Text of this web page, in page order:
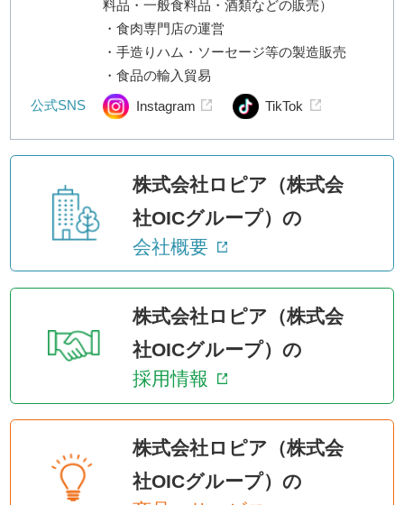
料品・一般食料品・酒類などの販売）
・食肉専門店の運営
・手造りハム・ソーセージ等の製造販売
・食品の輸入貿易
公式SNS
Instagram TikTok
株式会社ロピア（株式会
社OICグループ）の
会社概要
株式会社ロピア（株式会
社OICグループ）の
採用情報
株式会社ロピア（株式会
社OICグループ）の